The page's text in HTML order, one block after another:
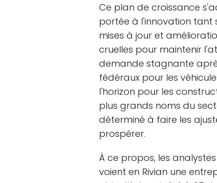
Ce plan de croissance
portée à l'innovation tant
mises à jour et
cruelles pour maintenir
demande stagnante
fédéraux pour les
l'horizon pour les
plus grands noms du
déterminé à faire les
prospérer.
À ce propos, les
voient en Rivian une